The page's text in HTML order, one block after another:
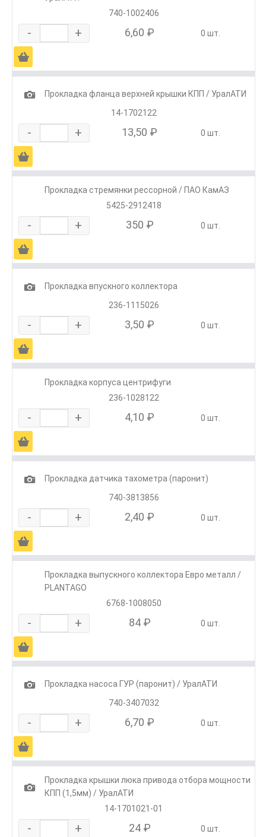
740-1002406
- + 6,60 ₽ 0 шт.
Ä
1
Прокладка фланца верхней крышки КПП / УралАТИ
14-1702122
- + 13,50 ₽ 0 шт.
Ä
Прокладка стремянки рессорной / ПАО КамАЗ
5425-2912418
- + 350 ₽ 0 шт.
Ä
1
Прокладка впускного коллектора
236-1115026
- + 3,50 ₽ 0 шт.
Ä
Прокладка корпуса центрифуги
236-1028122
- + 4,10 ₽ 0 шт.
Ä
1
Прокладка датчика тахометра (паронит)
740-3813856
- + 2,40 ₽ 0 шт.
Ä
Прокладка выпускного коллектора Евро металл /
PLANTAGO
6768-1008050
- + 84 ₽ 0 шт.
Ä
1
Прокладка насоса ГУР (паронит) / УралАТИ
740-3407032
- + 6,70 ₽ 0 шт.
Ä
1
Прокладка крышки люка привода отбора мощности
КПП (1,5мм) / УралАТИ
14-1701021-01
- + 24 ₽ 0 шт.